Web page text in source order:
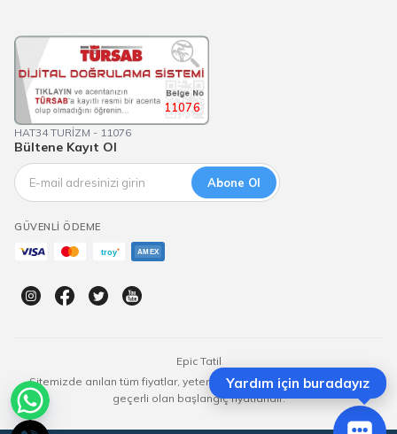
11076
HAT34 TURİZM - 11076
Bültene Kayıt Ol
Abone Ol
GÜVENLI ÖDEME
Epic Tatil
Sitemizde anılan tüm fiyatlar, yeterli kontenjan olması durumunda
geçerli olan başlangıç fiyatlarıdır.
Yardım için buradayız